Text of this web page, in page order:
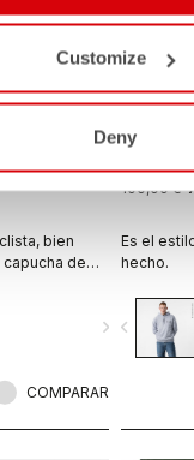
Customize
Deny
FLEECE
bien
de
navigate_next
COMPARAR
100,00 €
Es el
hecho.
navigate_before